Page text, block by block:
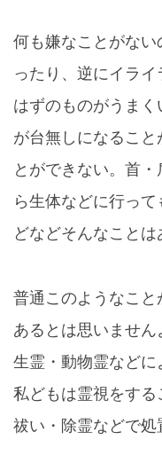
何も嫌なことがない
ったり、逆にイラ
はずのものがうま
が台無しになるこ
とができない。首
ら生体などに行っ
どなどそんなことは
普通このようなこ
あるとは思いません
生霊・動物霊などに
私どもは霊視をす
祓い・除霊などで処